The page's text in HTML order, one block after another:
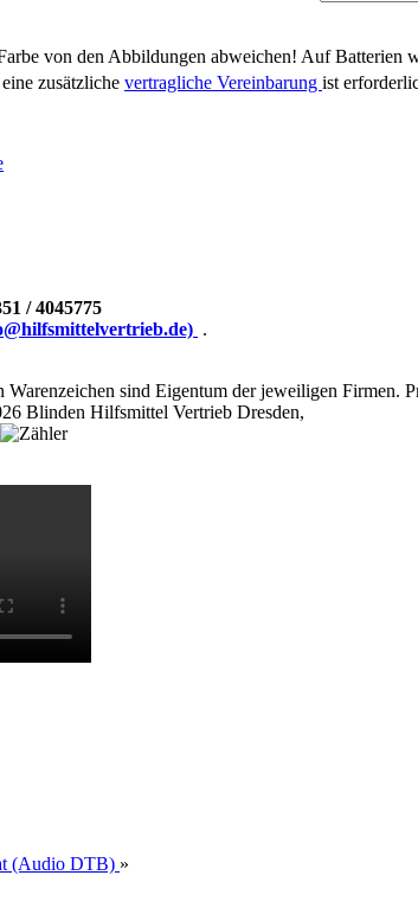
von den Abbildungen abweichen! Auf Batterien
eine zusätzliche vertragliche Vereinbarung ist
/ 4045775
.
sind Eigentum der jeweiligen Firmen.
Blinden Hilfsmittel Vertrieb Dresden,
(Audio DTB) »